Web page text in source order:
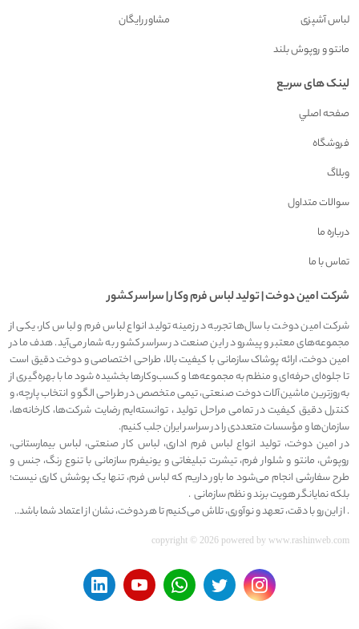
لباس آشپزی
مانتو و روپوش بلند
مشاور رايگان
لینک های سریع
صفحه اصلي
فروشگاه
وبلاگ
سوالات متداول
درباره ما
تماس با ما
شرکت امين دوخت | توليد لباس فرم وکار | سراسر کشور
شرکت امین دوخت با سال‌ها تجربه در زمینه تولید انواع لباس فرم و لباس کار، یکی از
مجموعه‌های معتبر و پیشرو در این صنعت در سراسر کشور به شمار می‌آید. هدف ما در
امین دوخت، ارائه پوشاک سازمانی با کیفیت بالا، طراحی اختصاصی و دوخت دقیق است
تا جلوه‌ای حرفه‌ای و منظم به مجموعه‌ها و کسب‌وکارها بخشیده شود ما با بهره‌گیری از
به‌روزترین ماشین‌آلات دوخت صنعتی، تیمی متخصص در طراحی الگو و انتخاب پارچه، و
کنترل دقیق کیفیت در تمامی مراحل تولید ، توانسته‌ایم رضایت شرکت‌ها، کارخانه‌ها،
سازمان‌ها و مؤسسات متعددی را در سراسر ایران جلب کنیم.
در امین دوخت، تولید انواع لباس فرم اداری، لباس کار صنعتی، لباس بیمارستانی،
روپوش، مانتو و شلوار فرم، تیشرت تبلیغاتی و یونیفرم سازمانی با تنوع رنگ، جنس و
طرح سفارشی انجام می‌شود ما باور داریم که لباس فرم، تنها یک پوشش کاری نیست؛
بلکه نمایانگر هویت برند و نظم سازمانی .
. از این‌رو با دقت، تعهد و نوآوری، تلاش می‌کنیم تا هر دوخت، نشان از اعتماد شما باشد..
copyright © 2026 powered by www.rashinweb.com